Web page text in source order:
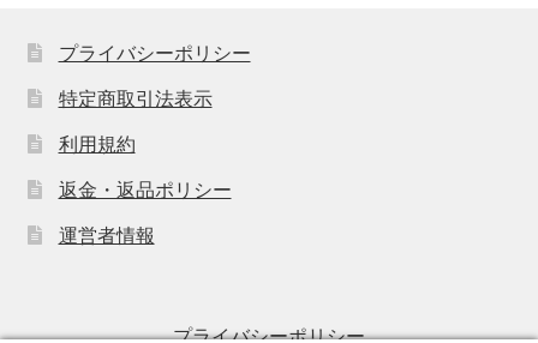
プライバシーポリシー
特定商取引法表示
利用規約
返金・返品ポリシー
運営者情報
プライバシーポリシー